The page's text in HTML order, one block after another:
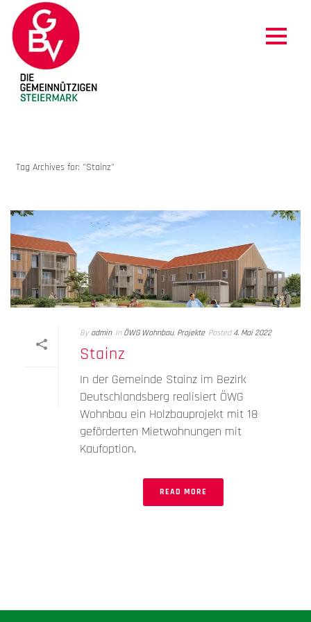
Tag Archives for: "Stainz"
By admin In ÖWG Wohnbau, Projekte Posted 4. Mai 2022
Stainz
In der Gemeinde Stainz im Bezirk
Deutschlandsberg realisiert ÖWG
Wohnbau ein Holzbauprojekt mit 18
geförderten Mietwohnungen mit
Kaufoption.
READ MORE